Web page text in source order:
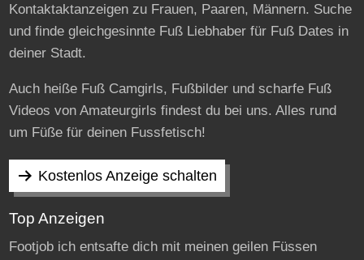
Kontaktaktanzeigen zu Frauen, Paaren, Männern. Suche
und finde gleichgesinnte Fuß Liebhaber für Fuß Dates in
deiner Stadt.
Auch heiße Fuß Camgirls, Fußbilder und scharfe Fuß
Videos von Amateurgirls findest du bei uns. Alles rund
um Füße für deinen Fussfetisch!
Kostenlos Anzeige schalten
Top Anzeigen
Footjob ich entsafte dich mit meinen geilen Füssen